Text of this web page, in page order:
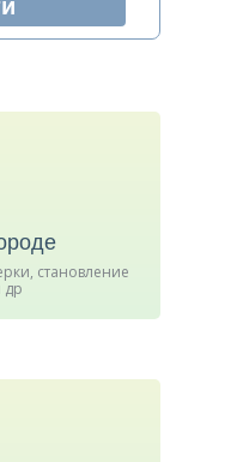
становление
др